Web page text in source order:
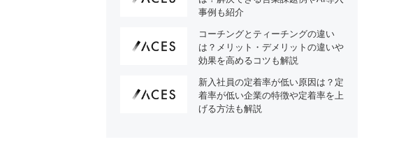
事例も紹介
コーチングとティーチングの違い
は？メリット・デメリットの違いや
効果を高めるコツも解説
新入社員の定着率が低い原因は？定
着率が低い企業の特徴や定着率を上
げる方法も解説